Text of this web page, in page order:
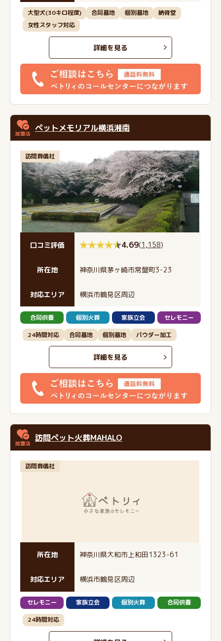
大型犬(30キロ程度) 合同墓地 個別墓地
納骨堂
女性スタッフ対応
詳細を見る
ペットメモリアル横浜湘南
訪問葬儀社
口コミ評価 4.69(1,158)
所在地 神奈川県茅ヶ崎市常盤町3-23
対応エリア 横浜市鶴見区周辺
合同供養 個別火葬 家族立会 セレモニー
24時間対応 合同墓地 個別墓地 パウダー加工
詳細を見る
訪問ペット火葬MAHALO
訪問葬儀社
所在地 神奈川県大和市上和田1323-61
対応エリア 横浜市鶴見区周辺
セレモニー 家族立会 個別火葬 合同供養
24時間対応